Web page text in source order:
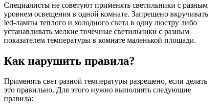
Специалисты не советуют применять светильники с разным
уровнем освещения в одной комнате. Запрещено вкручивать
led-лампы теплого и холодного света в одну люстру либо
устанавливать мелкие точечные светильники с разным
показателем температуры в комнате маленькой площади.
Как нарушить правила?
Применять свет разной температуры разрешено, если делать
это правильно. Для этого нужно выполнять следующие
правила: